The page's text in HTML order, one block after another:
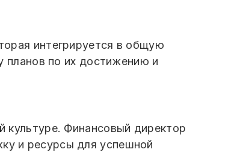
интегрируется в общую
планов по их достижению и
культуре. Финансовый директор
и ресурсы для успешной